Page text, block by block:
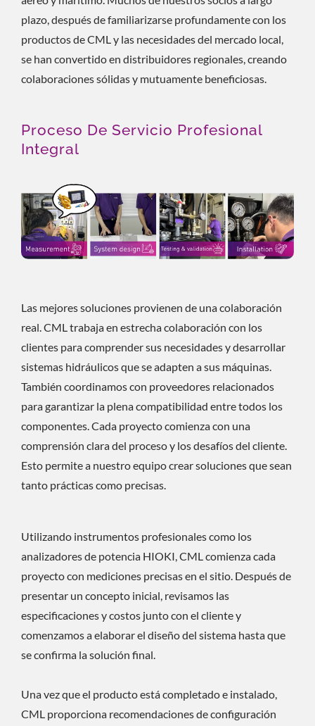
plazo, después de familiarizarse profundamente con los
productos de CML y las necesidades del mercado local,
se han convertido en distribuidores regionales, creando
colaboraciones sólidas y mutuamente beneficiosas.
Proceso De Servicio Profesional
Integral
Las mejores soluciones provienen de una colaboración
real. CML trabaja en estrecha colaboración con los
clientes para comprender sus necesidades y desarrollar
sistemas hidráulicos que se adapten a sus máquinas.
También coordinamos con proveedores relacionados
para garantizar la plena compatibilidad entre todos los
componentes. Cada proyecto comienza con una
comprensión clara del proceso y los desafíos del cliente.
Esto permite a nuestro equipo crear soluciones que sean
tanto prácticas como precisas.
Utilizando instrumentos profesionales como los
analizadores de potencia HIOKI, CML comienza cada
proyecto con mediciones precisas en el sitio. Después de
presentar un concepto inicial, revisamos las
especificaciones y costos junto con el cliente y
comenzamos a elaborar el diseño del sistema hasta que
se confirma la solución final.
Una vez que el producto está completado e instalado,
CML proporciona recomendaciones de configuración